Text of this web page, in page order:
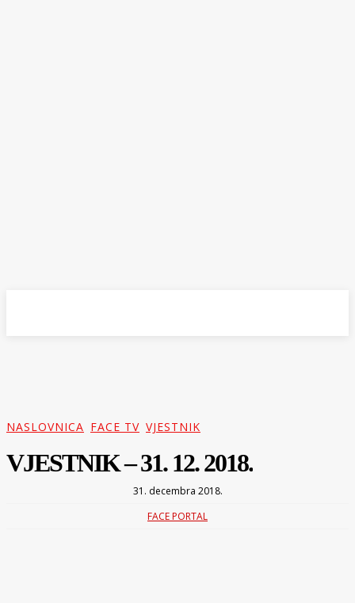
NASLOVNICA FACE TV VJESTNIK
VJESTNIK – 31. 12. 2018.
31. decembra 2018.
FACE PORTAL